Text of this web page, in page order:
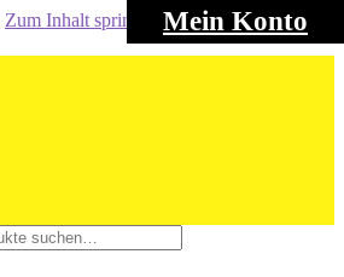
Mein Konto
Zum Inhalt springen